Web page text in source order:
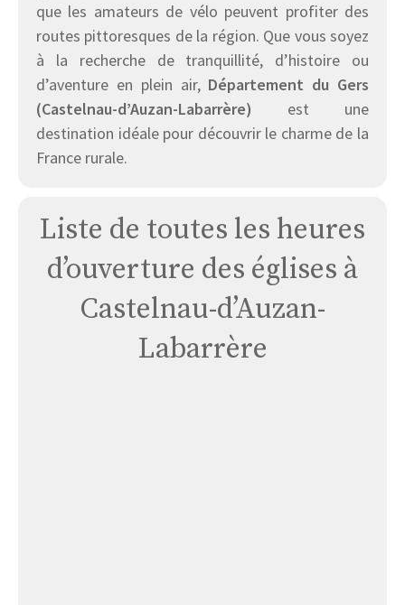
que les amateurs de vélo peuvent profiter des
routes pittoresques de la région. Que vous soyez
à la recherche de tranquillité, d’histoire ou
d’aventure en plein air, Département du Gers
(Castelnau-d’Auzan-Labarrère) est une
destination idéale pour découvrir le charme de la
France rurale.
Liste de toutes les heures
d’ouverture des églises à
Castelnau-d’Auzan-
Labarrère